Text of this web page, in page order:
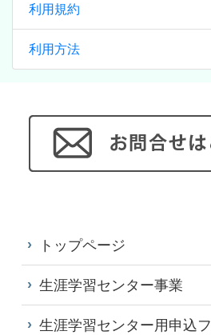
利用規約
利用方法
トップページ
生涯学習センター事業
生涯学習センター用申込